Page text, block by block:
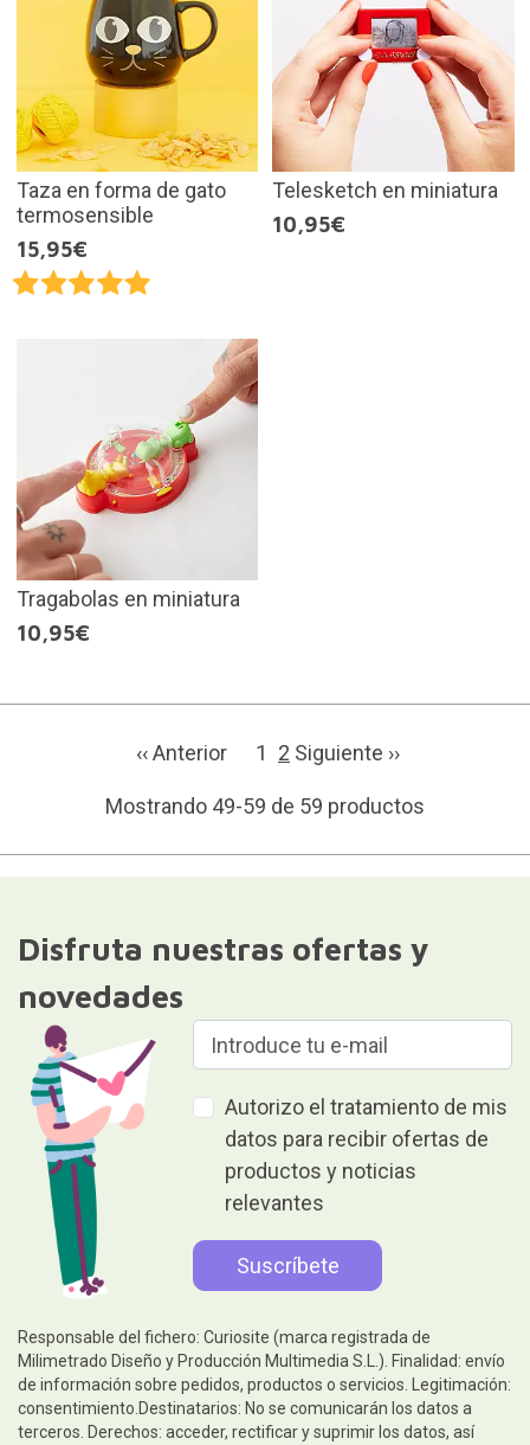
Taza en forma de gato
termosensible
15,95€
Telesketch en miniatura
10,95€
Tragabolas en miniatura
10,95€
‹‹ Anterior 1 2 Siguiente ››
Mostrando 49-59 de 59 productos
Disfruta nuestras ofertas y
novedades
Autorizo el tratamiento de mis
datos para recibir ofertas de
productos y noticias
relevantes
Responsable del fichero: Curiosite (marca registrada de
Milimetrado Diseño y Producción Multimedia S.L.). Finalidad: envío
de información sobre pedidos, productos o servicios. Legitimación:
consentimiento.Destinatarios: No se comunicarán los datos a
terceros. Derechos: acceder, rectificar y suprimir los datos, así